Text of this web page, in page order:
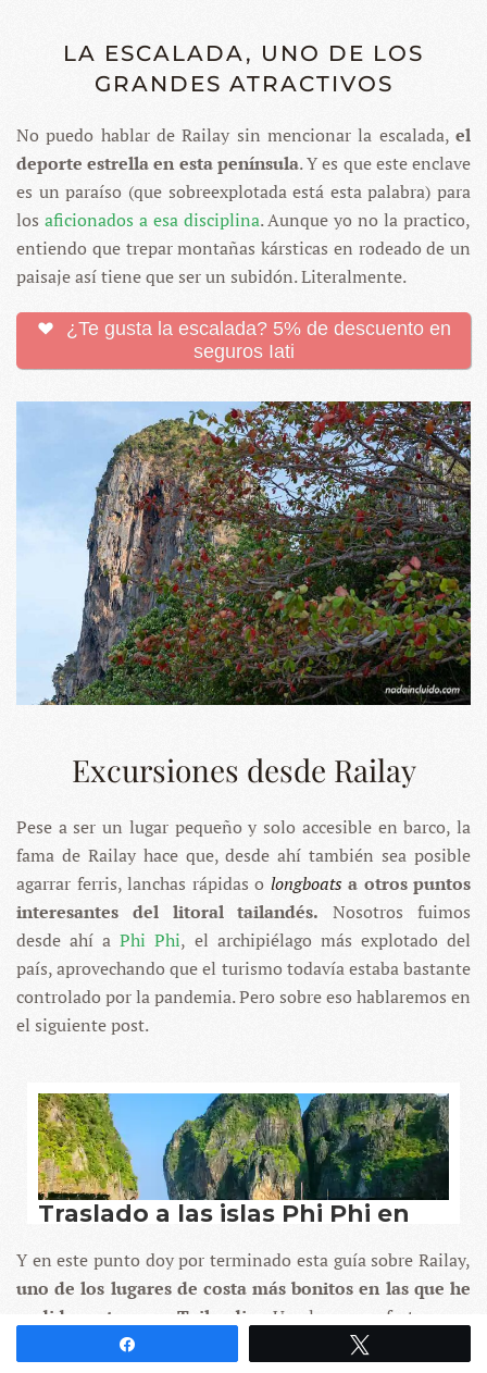
LA ESCALADA, UNO DE LOS
GRANDES ATRACTIVOS
No puedo hablar de Railay sin mencionar la escalada, el
deporte estrella en esta península. Y es que este enclave
es un paraíso (que sobreexplotada está esta palabra) para
los aficionados a esa disciplina. Aunque yo no la practico,
entiendo que trepar montañas kársticas en rodeado de un
paisaje así tiene que ser un subidón. Literalmente.
¿Te gusta la escalada? 5% de descuento en
seguros Iati
Excursiones desde Railay
Pese a ser un lugar pequeño y solo accesible en barco, la
fama de Railay hace que, desde ahí también sea posible
agarrar ferris, lanchas rápidas o longboats a otros puntos
interesantes del litoral tailandés. Nosotros fuimos
desde ahí aPhi Phi, el archipiélago más explotado del
país, aprovechando que el turismo todavía estaba bastante
controlado por la pandemia. Pero sobre eso hablaremos en
el siguiente post.
Y en este punto doy por terminado esta guía sobre Railay,
uno de los lugares de costa más bonitos en las que he
podido estar en Tailandi a. Un lugar perfecto para
agarrarte dos o tres noches de buen hotel, disfrutar de sus